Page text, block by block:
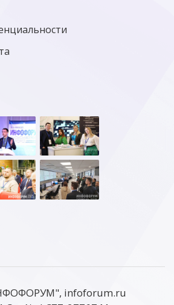
infoforum.ru